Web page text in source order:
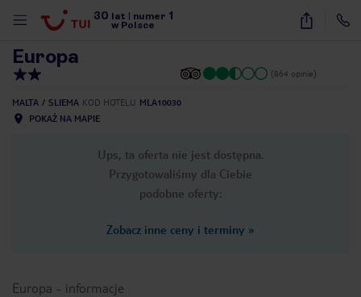
30 lat numer 1
w Polsce
21
Europa
(864 opinie)
MALTA SLIEMA KOD HOTELU MLA10030
POKAŻ NA MAPIE
Ups, ta oferta nie jest dostępna.
Przygotowaliśmy dla Ciebie
podobne oferty:
Zobacz inne ceny i terminy »
Europa - informacje